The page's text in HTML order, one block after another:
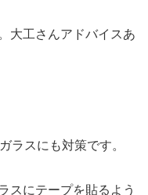
大工さんアドバイスあ
ラスにも対策です。
スにテープを貼るよう